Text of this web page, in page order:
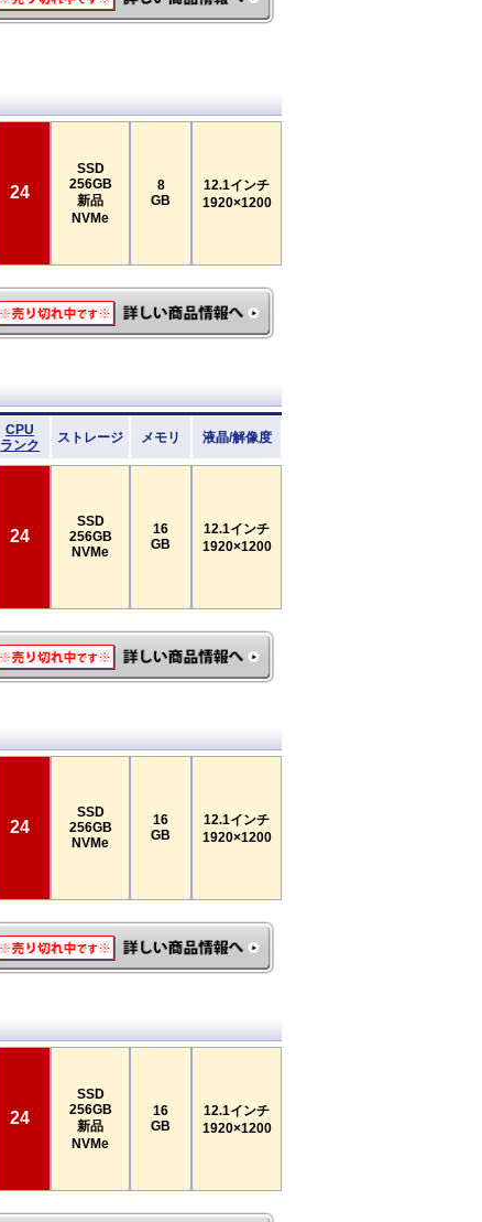
24
SSD
256GB
新品
NVMe
8
GB
12.1インチ
1920×1200
CPU
ランク
ストレージ メモリ 液晶/解像度
24
SSD
256GB
NVMe
16
GB
12.1インチ
1920×1200
24
SSD
256GB
NVMe
16
GB
12.1インチ
1920×1200
24
SSD
256GB
新品
NVMe
16
GB
12.1インチ
1920×1200